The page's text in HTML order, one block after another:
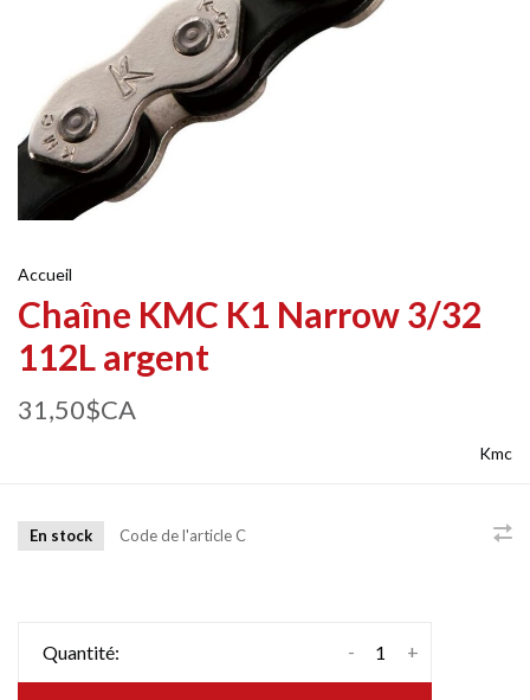
Accueil
Chaîne KMC K1 Narrow 3/32
112L argent
31,50$CA
Kmc
En stock Code de l'article C
Quantité: +
-